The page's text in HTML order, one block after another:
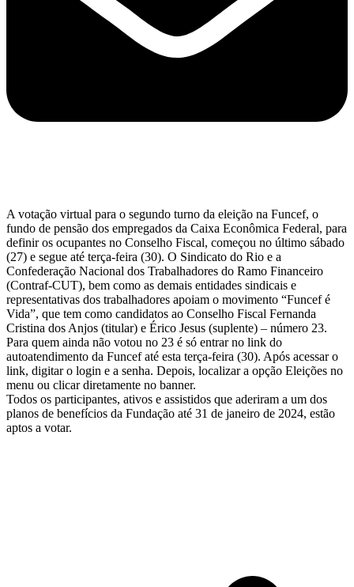
A votação virtual para o segundo turno da eleição na Funcef, o
fundo de pensão dos empregados da Caixa Econômica Federal, para
definir os ocupantes no Conselho Fiscal, começou no último sábado
(27) e segue até terça-feira (30). O Sindicato do Rio e a
Confederação Nacional dos Trabalhadores do Ramo Financeiro
(Contraf-CUT), bem como as demais entidades sindicais e
representativas dos trabalhadores apoiam o movimento “Funcef é
Vida”, que tem como candidatos ao Conselho Fiscal Fernanda
Cristina dos Anjos (titular) e Érico Jesus (suplente) – número 23.
Para quem ainda não votou no 23 é só entrar no link do
autoatendimento da Funcef até esta terça-feira (30). Após acessar o
link, digitar o login e a senha. Depois, localizar a opção Eleições no
menu ou clicar diretamente no banner.
Todos os participantes, ativos e assistidos que aderiram a um dos
planos de benefícios da Fundação até 31 de janeiro de 2024, estão
aptos a votar.